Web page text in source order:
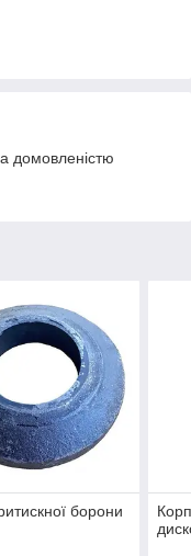
домовленістю
борони